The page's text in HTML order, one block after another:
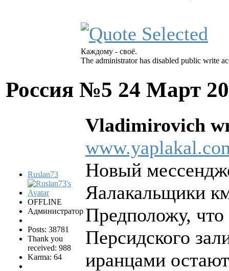
Каждому - своё.
The administrator has disabled public write
Россия №5 24 Март
Ruslan73
OFFLINE
Администратор
Posts: 38781
Thank you
received: 988
Karma: 64
Vladimirovich
Новый
Яалакальщики
Предположу,
Персидского
иранцами